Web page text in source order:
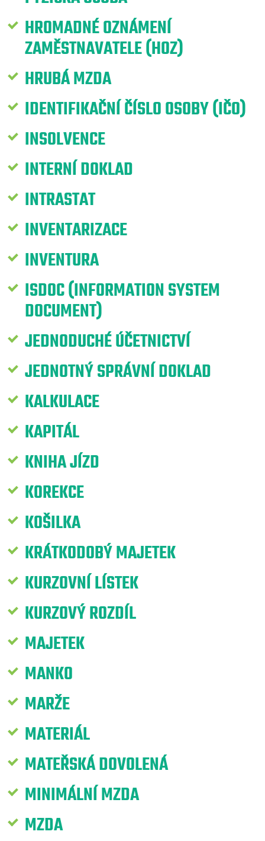
HROMADNÉ OZNÁMENÍ
ZAMĚSTNAVATELE (HOZ)
HRUBÁ MZDA
IDENTIFIKAČNÍ ČÍSLO OSOBY (IČO)
INSOLVENCE
INTERNÍ DOKLAD
INTRASTAT
INVENTARIZACE
INVENTURA
ISDOC (INFORMATION SYSTEM
DOCUMENT)
JEDNODUCHÉ ÚČETNICTVÍ
JEDNOTNÝ SPRÁVNÍ DOKLAD
KALKULACE
KAPITÁL
KNIHA JÍZD
KOREKCE
KOŠILKA
KRÁTKODOBÝ MAJETEK
KURZOVNÍ LÍSTEK
KURZOVÝ ROZDÍL
MAJETEK
MANKO
MARŽE
MATERIÁL
MATEŘSKÁ DOVOLENÁ
MINIMÁLNÍ MZDA
MZDA